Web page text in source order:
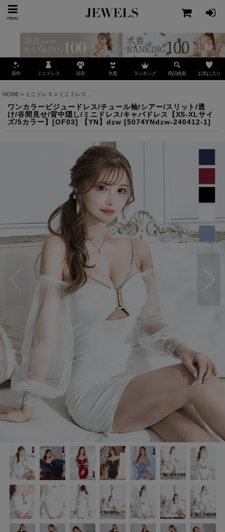
menu
新作 ミニドレス 浴衣 水着 ランキング 商品検索 お気に入り
HOME > ミニドレス > ミニドレス
ワンカラービジュードレス/チュール袖/シアー/スリット/透
け/谷間見せ/背中隠し/ミニドレス/キャバドレス【XS-XLサイ
ズ/5カラー】[OF03] 【YN】dzw [5074YNdzw-240412-1]